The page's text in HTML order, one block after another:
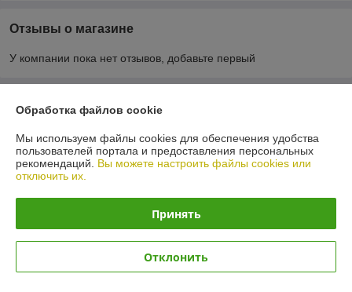
Отзывы о магазине
У компании пока нет отзывов, добавьте первый
О нас
Контакты
Доставка и оплата
Обработка файлов cookie
Мы используем файлы cookies для обеспечения удобства
пользователей портала и предоставления персональных
рекомендаций. Вы можете настроить файлы cookies или
отключить их.
Принять
Отклонить